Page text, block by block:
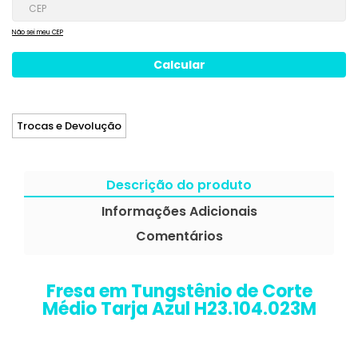
Não sei meu CEP
Trocas e Devolução
Descrição do produto
Informações Adicionais
Comentários
Fresa em Tungstênio de Corte
Médio Tarja Azul H23.104.023M